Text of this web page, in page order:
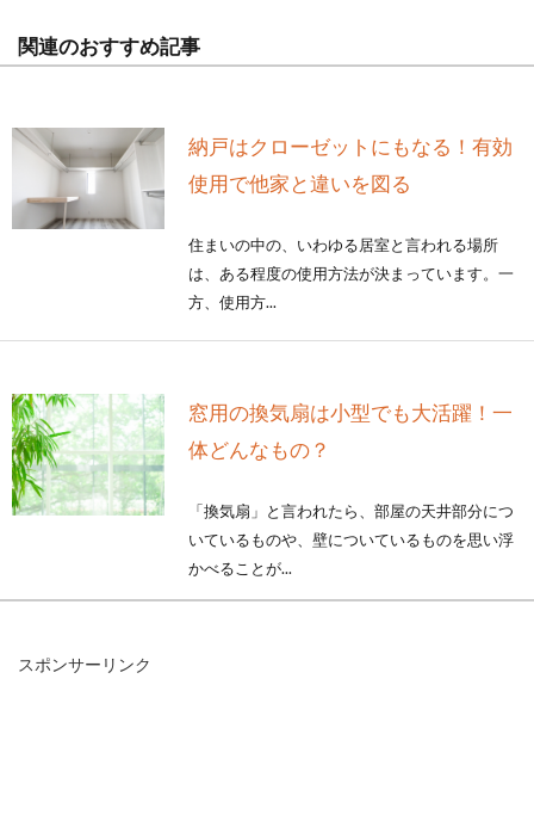
関連のおすすめ記事
納戸はクローゼットにもなる！有効
使用で他家と違いを図る
住まいの中の、いわゆる居室と言われる場所
は、ある程度の使用方法が決まっています。一
方、使用方...
窓用の換気扇は小型でも大活躍！一
体どんなもの？
「換気扇」と言われたら、部屋の天井部分につ
いているものや、壁についているものを思い浮
かべることが...
スポンサーリンク